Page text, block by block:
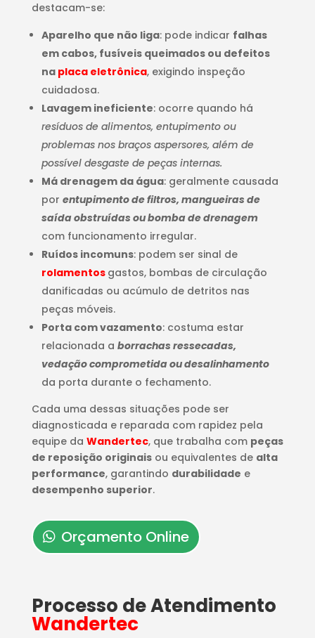
destacam-se:
Aparelho que não liga: pode indicar falhas
em cabos, fusíveis queimados ou defeitos
na placa eletrônica, exigindo inspeção
cuidadosa.
Lavagem ineficiente: ocorre quando há
resíduos de alimentos, entupimento ou
problemas nos braços aspersores, além de
possível desgaste de peças internas.
Má drenagem da água: geralmente causada
por entupimento de filtros, mangueiras de
saída obstruídas ou bomba de drenagem
com funcionamento irregular.
Ruídos incomuns: podem ser sinal de
rolamentos gastos, bombas de circulação
danificadas ou acúmulo de detritos nas
peças móveis.
Porta com vazamento: costuma estar
relacionada a borrachas ressecadas,
vedação comprometida ou desalinhamento
da porta durante o fechamento.
Cada uma dessas situações pode ser
diagnosticada e reparada com rapidez pela
equipe da Wandertec, que trabalha com peças
de reposição originaisou equivalentes de alta
performance, garantindo durabilidade e
desempenho superior.
Orçamento Online
Processo de Atendimento
Wandertec